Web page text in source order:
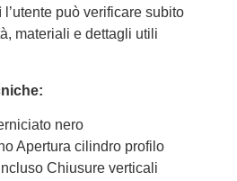
può verificare subito
materiali e dettagli utili
nero
Apertura cilindro profilo
Chiusure verticali